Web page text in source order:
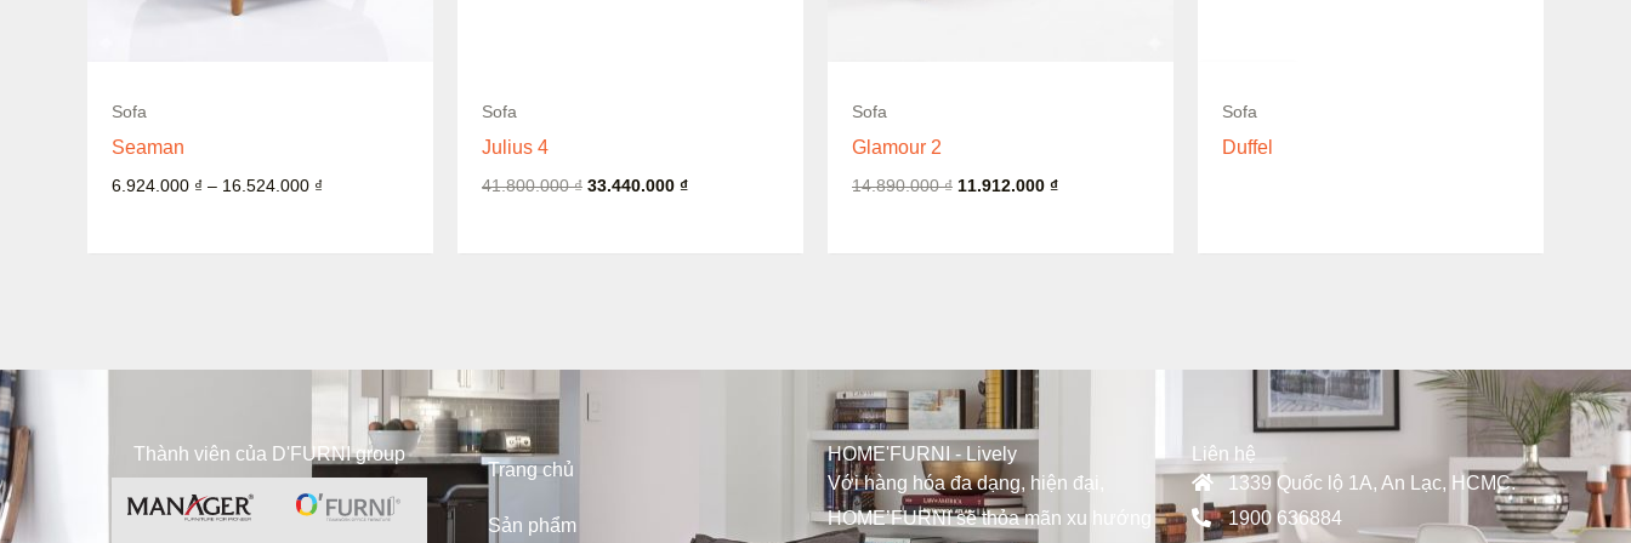
Sofa
Seaman
6.924.000 ₫ – 16.524.000 ₫
Sofa
Julius 4
41.800.000₫ 33.440.000 ₫
Sofa
Glamour 2
14.890.000₫ 11.912.000 ₫
Sofa
Duffel
Thành viên của D'FURNI group
Trang chủ
Sản phẩm
HOME'FURNI - Lively
Với hàng hóa đa dạng, hiện đại,
HOME’FURNI sẽ thỏa mãn xu hướng
Liên hệ
1339 Quốc lộ 1A, An Lạc, HCMC.
1900 636884